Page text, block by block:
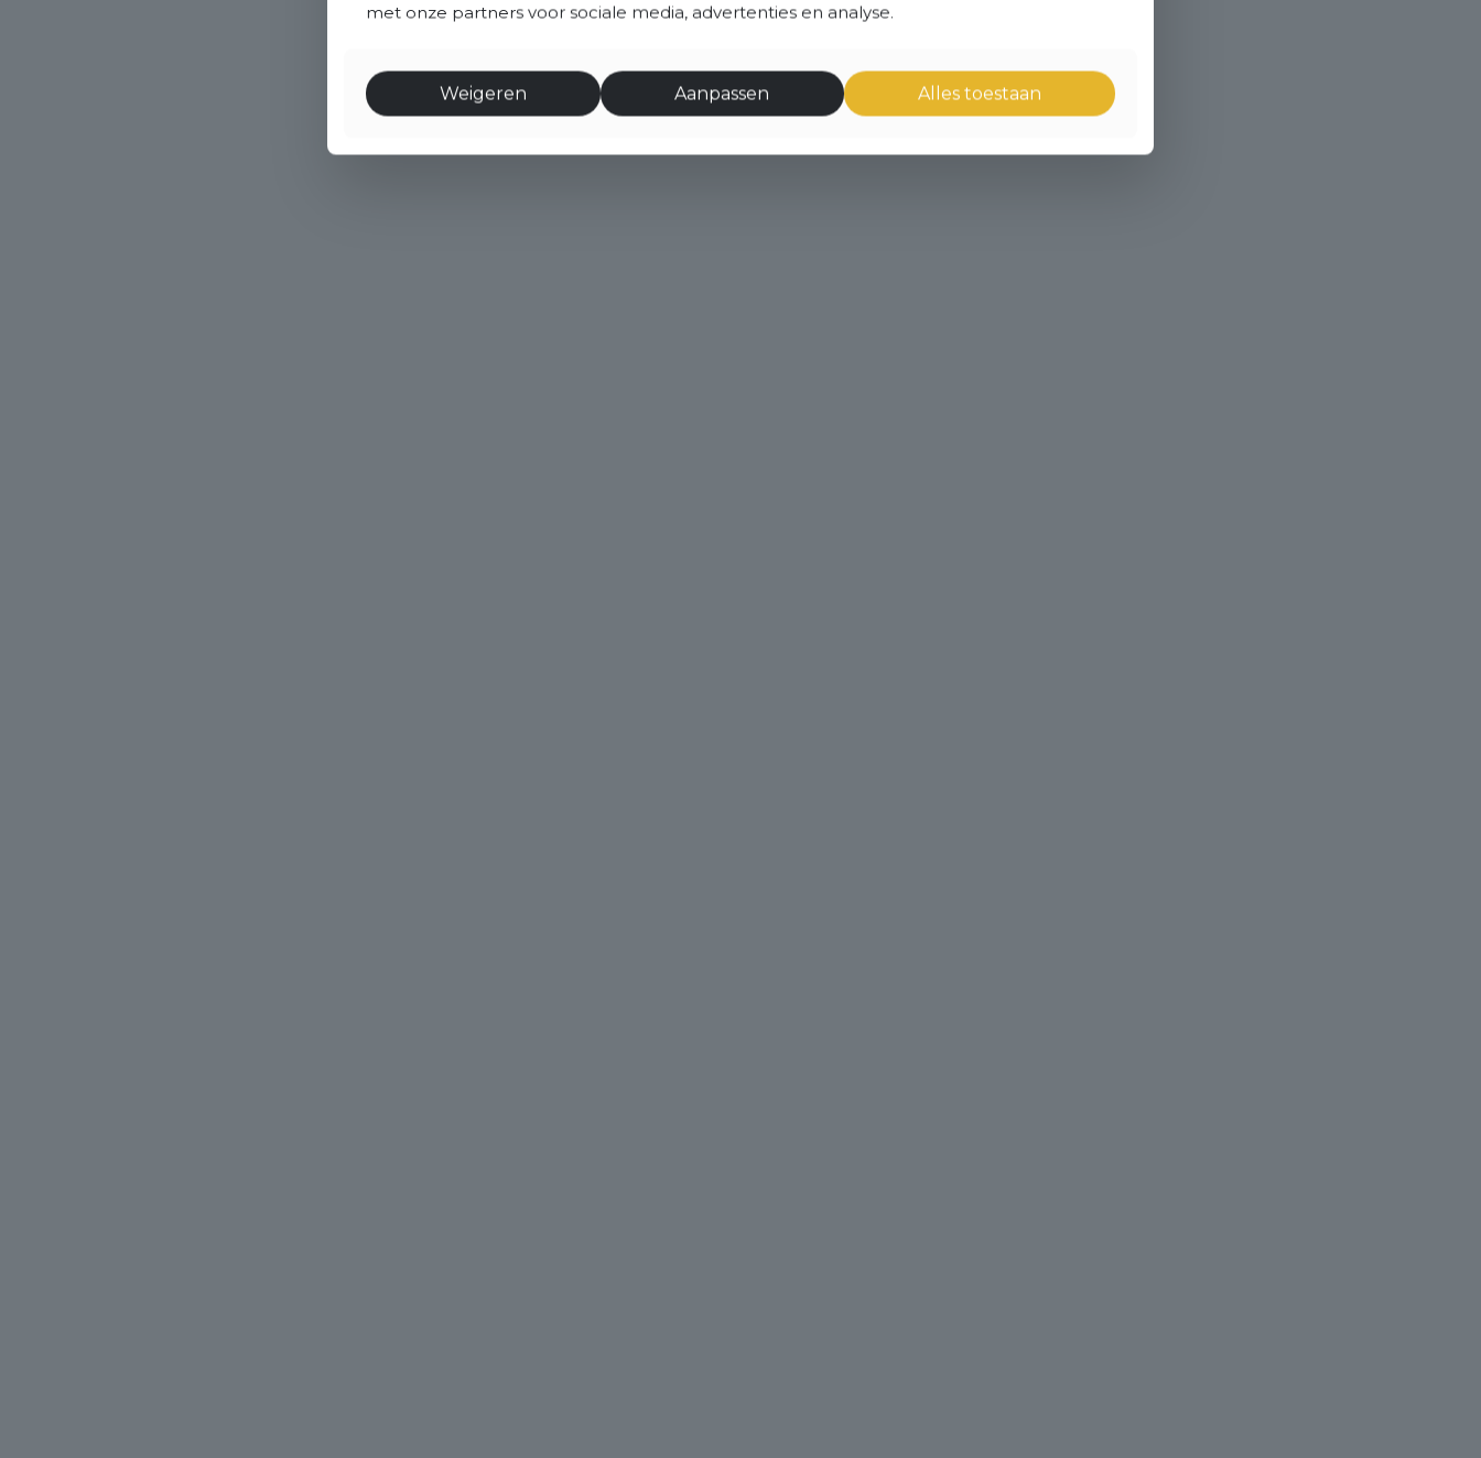
met onze partners voor sociale media, advertenties en analyse.
Weigeren Aanpassen Alles toestaan